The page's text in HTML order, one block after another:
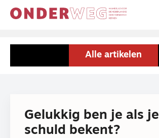
Alle artikelen
Gelukkig ben je als je
schuld bekent?